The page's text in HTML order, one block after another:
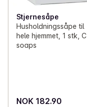
Stjernesåpe
Husholdningssåpe til
hele hjemmet, 1 stk, C
soaps
NOK 182.90